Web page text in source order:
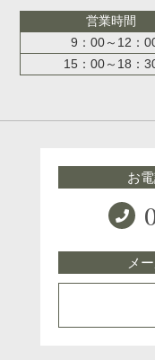
営業時間
9：00～12：
15：00～18：
お
メ